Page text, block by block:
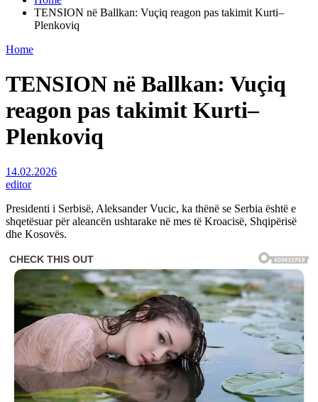
TENSION në Ballkan: Vuçiq reagon pas takimit Kurti–
Plenkoviq
Home
TENSION në Ballkan: Vuçiq
reagon pas takimit Kurti–
Plenkoviq
14.02.2026
editor
Presidenti i Serbisë, Aleksander Vucic, ka thënë se Serbia është e
shqetësuar për aleancën ushtarake në mes të Kroacisë, Shqipërisë
dhe Kosovës.